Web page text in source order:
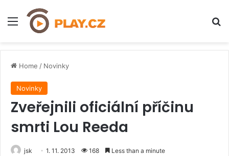
Menu
Home / Novinky
Novinky
Zveřejnili oficiální příčinu
smrti Lou Reeda
jsk 1. 11. 2013 168 Less than a minute